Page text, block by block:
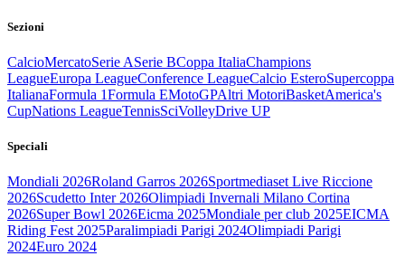
Sezioni
CalcioMercatoSerie ASerie BCoppa ItaliaChampions
LeagueEuropa LeagueConference LeagueCalcio EsteroSupercoppa
ItalianaFormula 1Formula EMotoGPAltri MotoriBasketAmerica's
CupNations LeagueTennisSciVolleyDrive UP
Speciali
Mondiali 2026Roland Garros 2026Sportmediaset Live Riccione
2026Scudetto Inter 2026Olimpiadi Invernali Milano Cortina
2026Super Bowl 2026Eicma 2025Mondiale per club 2025EICMA
Riding Fest 2025Paralimpiadi Parigi 2024Olimpiadi Parigi
2024Euro 2024